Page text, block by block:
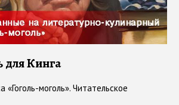
для Кинга
моголь». Читательское